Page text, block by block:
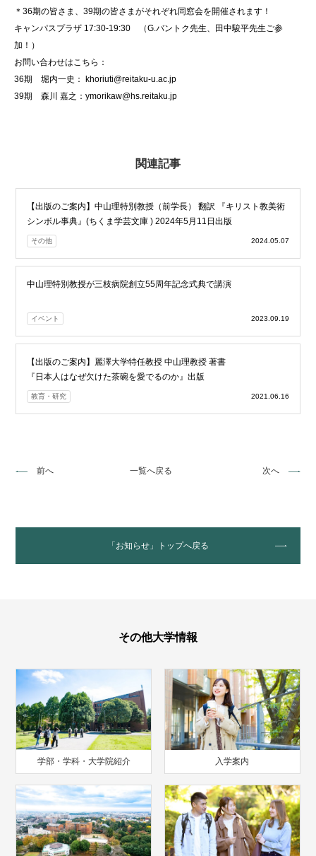
＊36期の皆さま、39期の皆さまがそれぞれ同窓会を開催されます！
キャンパスプラザ 17:30-19:30 （G.バントク先生、田中駿平先生ご参
加！）
お問い合わせはこちら：
36期 堀内一史： khoriuti@reitaku-u.ac.jp
39期 森川 嘉之：ymorikaw@hs.reitaku.jp
関連記事
【出版のご案内】中山理特別教授（前学長） 翻訳 『キリスト教美術
シンボル事典』(ちくま学芸文庫 ) 2024年5月11日出版
その他 2024.05.07
中山理特別教授が三枝病院創立55周年記念式典で講演
イベント 2023.09.19
【出版のご案内】麗澤大学特任教授 中山理教授 著書
『日本人はなぜ欠けた茶碗を愛でるのか』出版
教育・研究 2021.06.16
前へ 一覧へ戻る 次へ
「お知らせ」トップへ戻る
その他大学情報
学部・学科・大学院紹介 入学案内